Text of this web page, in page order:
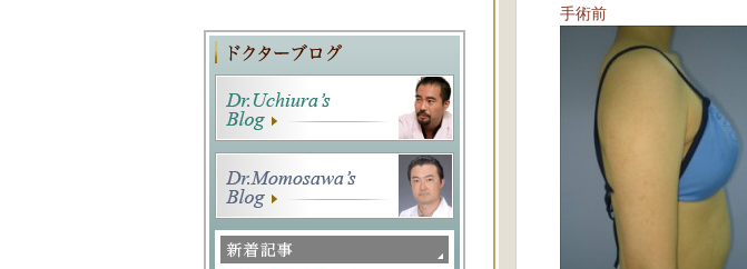
手術前